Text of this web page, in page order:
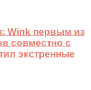
Wink первым из
совместно с
экстренные